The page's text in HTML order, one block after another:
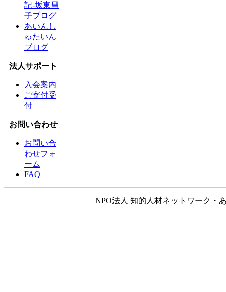
記-坂東昌
子ブログ
あいんし
ゅたいん
ブログ
法人サポート
入会案内
ご寄付受
付
お問い合わせ
お問い合
わせフォ
ーム
FAQ
NPO法人 知的人材ネットワーク・